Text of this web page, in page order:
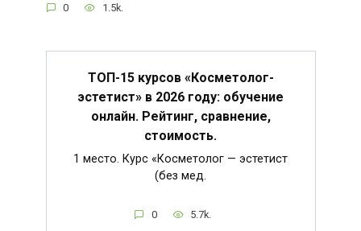
0 1.5k.
ТОП-15 курсов «Косметолог-
эстетист» в 2026 году: обучение
онлайн. Рейтинг, сравнение,
стоимость.
1 место. Курс «Косметолог — эстетист
(без мед.
0 5.7k.